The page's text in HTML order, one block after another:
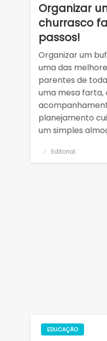
Organizar
churrasco
passos!
Organizar um
uma das
parentes de
uma mesa farta,
planejamento
um simples
PostedEditorial
EDUCAÇÃO